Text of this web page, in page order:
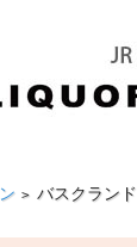
> バスクランド